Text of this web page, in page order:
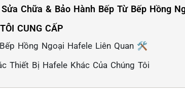
Chữa & Bảo Hành Bếp Từ Bếp Hồng
CUNG CẤP
Hồng Ngoại Hafele Liên Quan 🛠️
Thiết Bị Hafele Khác Của Chúng Tôi